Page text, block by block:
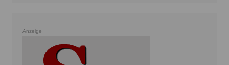
Anzeige